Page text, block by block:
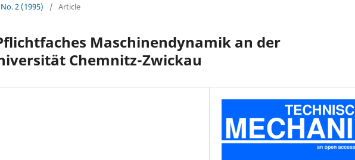
2 (1995) / Article
Maschinendynamik an der
Chemnitz-Zwickau